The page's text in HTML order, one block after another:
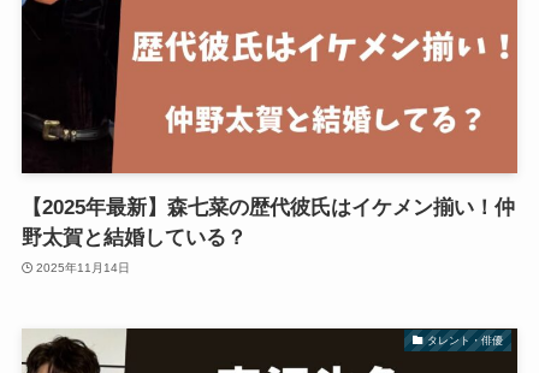
【2025年最新】森七菜の歴代彼氏はイケメン揃い！仲
野太賀と結婚している？
2025年11月14日
タレント・俳優